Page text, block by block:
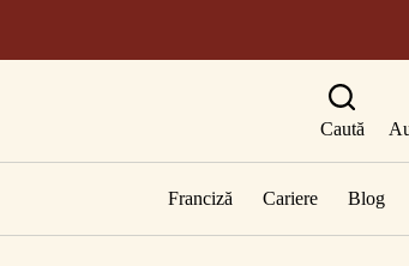
Caută
Franciză Cariere Blog